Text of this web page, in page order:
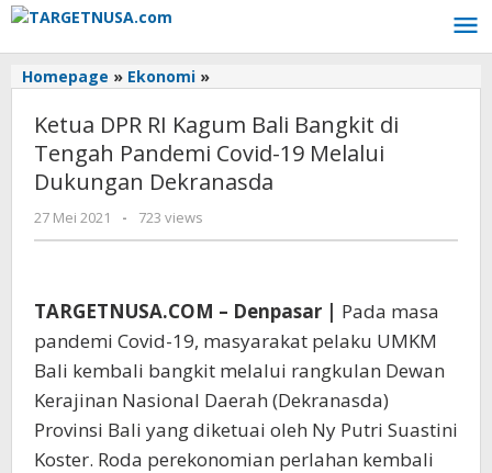
Lewati
konten
Homepage » Ekonomi »
RI
Kagum
Bali
Bangkit
Tengah
19
Dukungan
Dekranasda
Ketua DPR RI Kagum Bali Bangkit di
Tengah Pandemi Covid-19 Melalui
Dukungan Dekranasda
27 Mei 2021
oleh
targetnusa
- 723 views
TARGETNUSA.COM – Denpasar | Pada masa
pandemi Covid-19, masyarakat pelaku UMKM
Bali kembali bangkit melalui rangkulan Dewan
Kerajinan Nasional Daerah (Dekranasda)
Provinsi Bali yang diketuai oleh Ny Putri Suastini
Koster. Roda perekonomian perlahan kembali